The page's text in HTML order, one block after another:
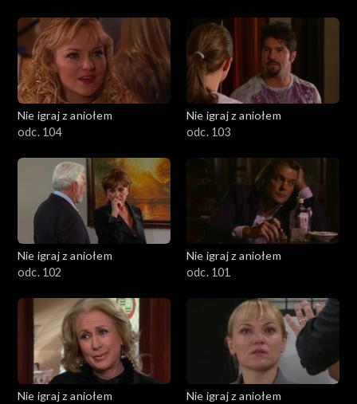
Nie igraj z aniołem
odc. 104
Nie igraj z aniołem
odc. 103
Nie igraj z aniołem
odc. 102
Nie igraj z aniołem
odc. 101
Nie igraj z aniołem
Nie igraj z aniołem